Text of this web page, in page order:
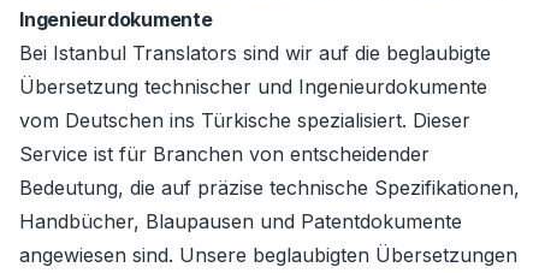
Ingenieurdokumente
Bei Istanbul Translators sind wir auf die beglaubigte
Übersetzung technischer und Ingenieurdokumente
vom Deutschen ins Türkische spezialisiert. Dieser
Service ist für Branchen von entscheidender
Bedeutung, die auf präzise technische Spezifikationen,
Handbücher, Blaupausen und Patentdokumente
angewiesen sind. Unsere beglaubigten Übersetzungen